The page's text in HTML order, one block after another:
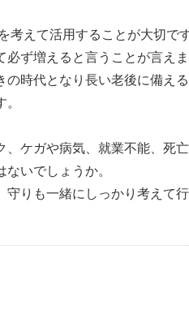
えて活用することが大切です
ず増えると言うことが言えま
時代となり長い老後に備え
ケガや病気、就業不能、死
いでしょうか。
りも一緒にしっかり考えて行